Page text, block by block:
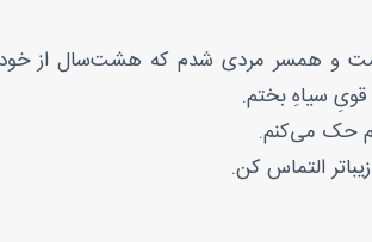
و همسر مردی شدم که هشت‌سال از خودم
سیاهِ بختم.
حک می‌کنم.
التماس کن.